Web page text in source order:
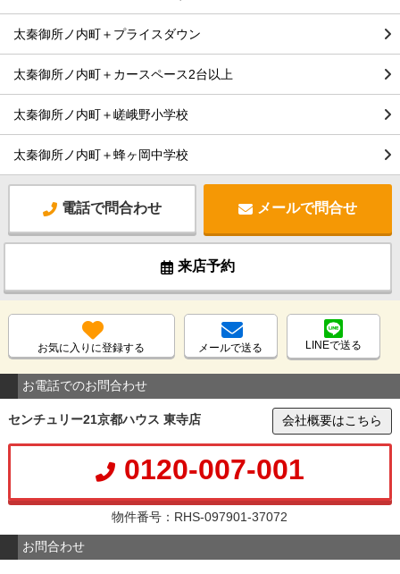
太秦御所ノ内町＋プライスダウン
太秦御所ノ内町＋カースペース2台以上
太秦御所ノ内町＋嵯峨野小学校
太秦御所ノ内町＋蜂ヶ岡中学校
電話で問合わせ メールで問合せ
来店予約
お気に入りに登録する メールで送る LINEで送る
お電話でのお問合わせ
センチュリー21京都ハウス 東寺店 会社概要はこちら
0120-007-001
物件番号：RHS-097901-37072
お問合わせ